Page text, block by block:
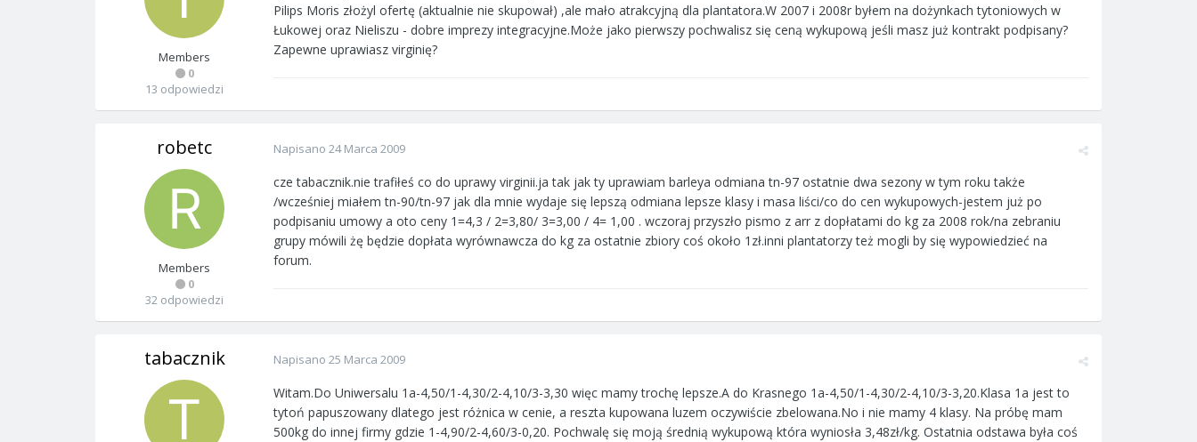
Members
0
13 odpowiedzi
Pilips Moris złożyl ofertę (aktualnie nie skupował) ,ale mało atrakcyjną dla plantatora.W 2007 i 2008r byłem na dożynkach tytoniowych w
Łukowej oraz Nieliszu - dobre imprezy integracyjne.Może jako pierwszy pochwalisz się ceną wykupową jeśli masz już kontrakt podpisany?
Zapewne uprawiasz virginię?
robetc
Members
0
32 odpowiedzi
Napisano 24 Marca 2009
cze tabacznik.nie trafiłeś co do uprawy virginii.ja tak jak ty uprawiam barleya odmiana tn-97 ostatnie dwa sezony w tym roku także
/wcześniej miałem tn-90/tn-97 jak dla mnie wydaje się lepszą odmiana lepsze klasy i masa liści/co do cen wykupowych-jestem już po
podpisaniu umowy a oto ceny 1=4,3 / 2=3,80/ 3=3,00 / 4= 1,00 . wczoraj przyszło pismo z arr z dopłatami do kg za 2008 rok/na zebraniu
grupy mówili żę będzie dopłata wyrównawcza do kg za ostatnie zbiory coś około 1zł.inni plantatorzy też mogli by się wypowiedzieć na
forum.
tabacznik Napisano 25 Marca 2009
Witam.Do Uniwersalu 1a-4,50/1-4,30/2-4,10/3-3,30 więc mamy trochę lepsze.A do Krasnego 1a-4,50/1-4,30/2-4,10/3-3,20.Klasa 1a jest to
tytoń papuszowany dlatego jest różnica w cenie, a reszta kupowana luzem oczywiście zbelowana.No i nie mamy 4 klasy. Na próbę mam
500kg do innej firmy gdzie 1-4,90/2-4,60/3-0,20. Pochwalę się moją średnią wykupową która wyniosła 3,48zł/kg. Ostatnia odstawa była coś